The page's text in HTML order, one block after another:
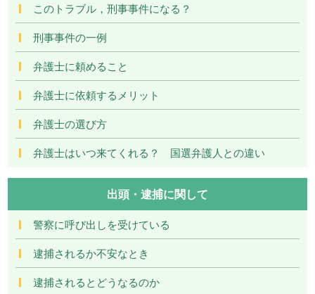
このトラブル，刑事事件になる？
刑事事件の一例
弁護士に頼めること
弁護士に依頼するメリット
弁護士の選び方
弁護士はいつ来てくれる？ 国選弁護人との違い
出頭・逮捕に関して
警察に呼び出しを受けている
逮捕されるか不安なとき
逮捕されるとどうなるのか